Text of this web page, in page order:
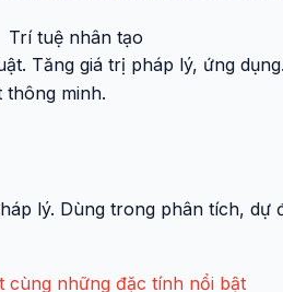
Trí tuệ nhân tạo
Tăng giá trị pháp lý, ứng
thông minh.
lý. Dùng trong phân tích, dự
cùng những đặc tính nổi bật